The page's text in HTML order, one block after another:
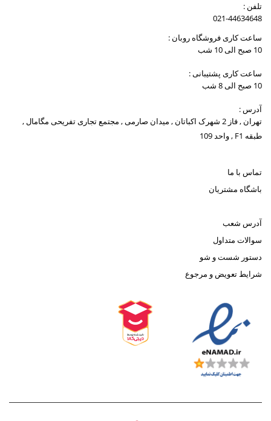
تلفن :
021-44634648
ساعت کاری فروشگاه روبان :
10 صبح الی 10 شب
ساعت کاری پشتیبانی :
10 صبح الی 8 شب
آدرس :
تهران , فاز 2 شهرک اکباتان , میدان صارمی , مجتمع تجاری تفریحی مگامال ,
طبقه F1 , واحد 109
تماس با ما
باشگاه مشتریان
آدرس شعب
سوالات متداول
دستور شست و شو
شرایط تعویض و مرجوع